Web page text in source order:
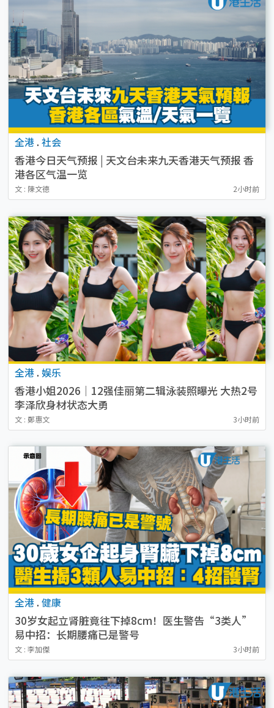
全港 . 社会
香港今日天气预报 | 天文台未来九天香港天气预报 香
港各区气温一览
文 : 陳文德 2小时前
全港 . 娱乐
香港小姐2026｜12强佳丽第二辑泳装照曝光 大热2号
李泽欣身材状态大勇
文 : 鄭惠文 3小时前
全港 . 健康
30岁女起立肾脏竟往下掉8cm！医生警告“3类人”
易中招：长期腰痛已是警号
文 : 李加傑 3小时前